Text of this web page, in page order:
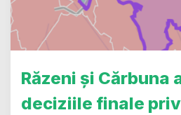
Răzeni și Cărbuna
deciziile finale